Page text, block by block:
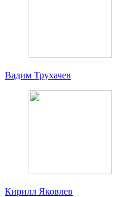
Вадим Трухачев
Кирилл Яковлев